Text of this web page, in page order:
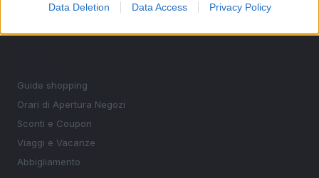
Data Deletion Data Access Privacy Policy
Le migliori offerte, sconti e coupon. Guide shopping,
Guide shopping
Orari di Apertura Negozi
Sconti e Coupon
Viaggi e Vacanze
Abbigliamento